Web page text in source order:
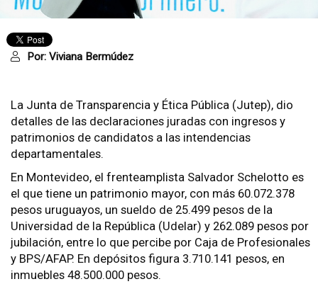
Por: Viviana Bermúdez
La Junta de Transparencia y Ética Pública (Jutep), dio
detalles de las declaraciones juradas con ingresos y
patrimonios de candidatos a las intendencias
departamentales.
En Montevideo, el frenteamplista Salvador Schelotto es
el que tiene un patrimonio mayor, con más 60.072.378
pesos uruguayos, un sueldo de 25.499 pesos de la
Universidad de la República (Udelar) y 262.089 pesos por
jubilación, entre lo que percibe por Caja de Profesionales
y BPS/AFAP. En depósitos figura 3.710.141 pesos, en
inmuebles 48.500.000 pesos.